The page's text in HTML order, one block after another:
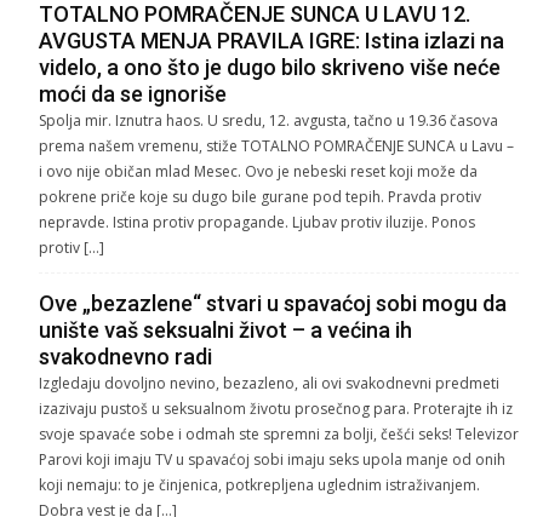
TOTALNO POMRAČENJE SUNCA U LAVU 12.
AVGUSTA MENJA PRAVILA IGRE: Istina izlazi na
videlo, a ono što je dugo bilo skriveno više neće
moći da se ignoriše
Spolja mir. Iznutra haos. U sredu, 12. avgusta, tačno u 19.36 časova
prema našem vremenu, stiže TOTALNO POMRAČENJE SUNCA u Lavu –
i ovo nije običan mlad Mesec. Ovo je nebeski reset koji može da
pokrene priče koje su dugo bile gurane pod tepih. Pravda protiv
nepravde. Istina protiv propagande. Ljubav protiv iluzije. Ponos
protiv […]
Ove „bezazlene“ stvari u spavaćoj sobi mogu da
unište vaš seksualni život – a većina ih
svakodnevno radi
Izgledaju dovoljno nevino, bezazleno, ali ovi svakodnevni predmeti
izazivaju pustoš u seksualnom životu prosečnog para. Proterajte ih iz
svoje spavaće sobe i odmah ste spremni za bolji, češći seks! Televizor
Parovi koji imaju TV u spavaćoj sobi imaju seks upola manje od onih
koji nemaju: to je činjenica, potkrepljena uglednim istraživanjem.
Dobra vest je da […]